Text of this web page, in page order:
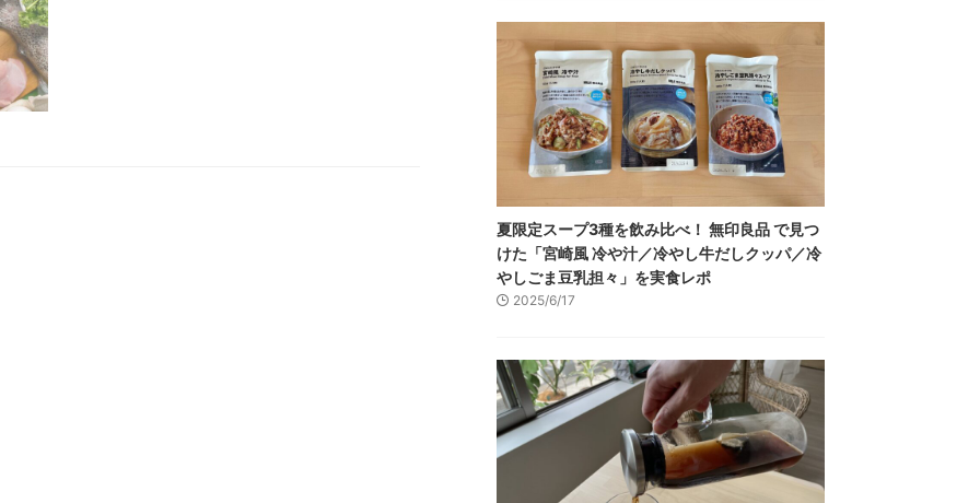
夏限定スープ3種を飲み比べ！ 無印良品 で見つ
けた「宮崎風 冷や汁／冷やし牛だしクッパ／冷
やしごま豆乳担々」を実食レポ
2025/6/17